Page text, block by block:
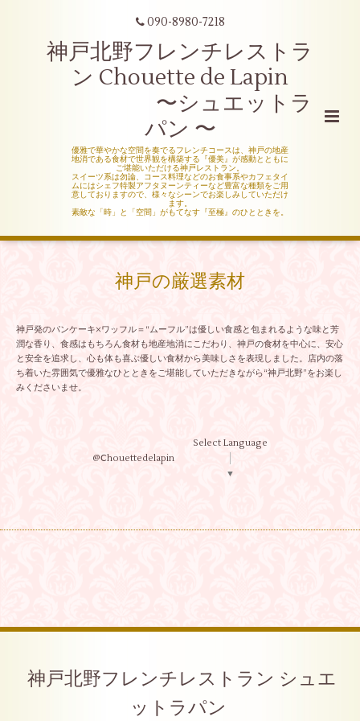
090-8980-7218
神戸北野フレンチレストラ
ン Chouette de Lapin
〜シュエットラ
パン 〜
優雅で華やかな空間を奏でるフレンチコースは、神戸の地産
地消である食材で世界観を構築する『優美』が感動とともに
ご堪能いただける神戸レストラン。
スイーツ系は勿論、コース料理などのお食事系やカフェタイ
ムにはシェフ特製アフタヌーンティーなど豊富な種類をご用
意しておりますので、様々なシーンでお楽しみしていただけ
ます。
素敵な「時」と「空間」がもてなす『至極』のひとときを。
神戸の厳選素材
神戸発のパンケーキ×ワッフル＝“ムーフル”は優しい食感と包まれるような味と芳
潤な香り、食感はもちろん食材も地産地消にこだわり、神戸の食材を中心に、安心
と安全を追求し、心も体も喜ぶ優しい食材から美味しさを表現しました。店内の落
ち着いた雰囲気で優雅なひとときをご堪能していただきながら“神戸北野”をお楽し
みくださいませ。
@Ⅽhouettedelapin
Select Language
▼
神戸北野フレンチレストラン シュエ
ットラパン